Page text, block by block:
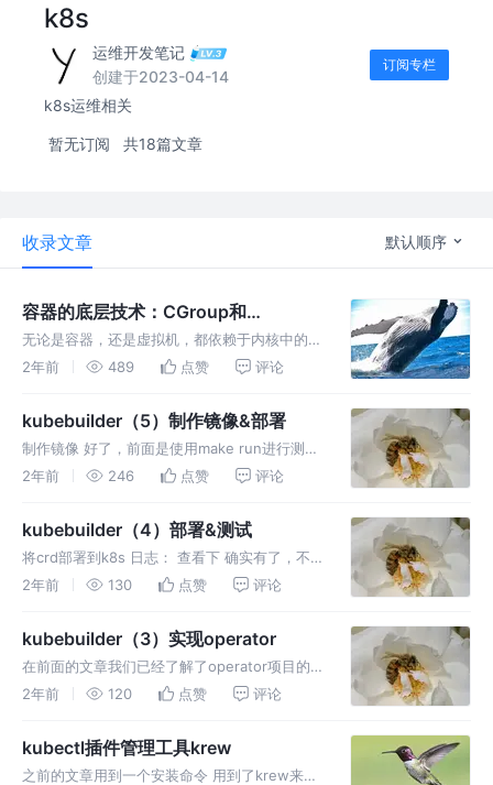
k8s
运维开发笔记
创建于2023-04-14
订阅专栏
k8s运维相关
暂无订阅 共18篇文章
收录文章 默认顺序
容器的底层技术：CGroup和
NameSpace
无论是容器，还是虚拟机，都依赖于内核中的技
术，虚拟机依赖的是 KVM，容器依赖的是
限制。 容器实现封闭的环境主要要靠两种技
术，一种是看起来是
2年前 489 点赞 评论
kubebuilder（5）制作镜像&部署
制作镜像 好了，前面是使用make run进行测试
运行。现在我们把operator打出镜像进行分
有问题 然后，默认的这个FROM gcr.io/d
2年前 246 点赞 评论
kubebuilder（4）部署&测试
将crd部署到k8s 日志： 查看下 确实有了，不
错哦。 编译运行controller 保持窗口开启 创建
源描述文件tutorial_v1_demo
2年前 130 点赞 评论
kubebuilder（3）实现operator
在前面的文章我们已经了解了operator项目的
基本结构。现在我们来写一点简单的代码，然后
求 这是一个真实的需求，只不过做了简化。 在
开发公司自
2年前 120 点赞 评论
kubectl插件管理工具krew
之前的文章用到一个安装命令 用到了krew来安